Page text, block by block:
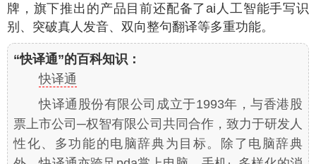
牌，旗下推出的产品目前还配备了ai人工智能手写识
别、突破真人发音、双向整句翻译等多重功能。
“快译通”的百科知识：
快译通
快译通股份有限公司成立于1993年，与香港股
票上市公司─权智有限公司共同合作，致力于研发人
性化、多功能的电脑辞典为目标。除了电脑辞典